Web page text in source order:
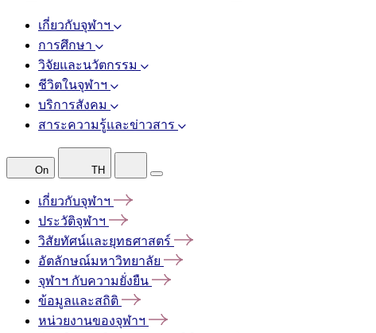
เกี่ยวกับจุฬาฯ
การศึกษา
วิจัยและนวัตกรรม
ชีวิตในจุฬาฯ
บริการสังคม
สาระความรู้และข่าวสาร
On TH
เกี่ยวกับจุฬาฯ
ประวัติจุฬาฯ
วิสัยทัศน์และยุทธศาสตร์
อัตลักษณ์มหาวิทยาลัย
จุฬาฯ กับความยั่งยืน
ข้อมูลและสถิติ
หน่วยงานของจุฬาฯ